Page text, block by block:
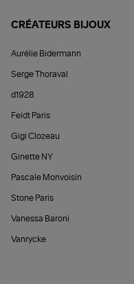
CRÉATEURS BIJOUX
Aurélie Bidermann
Serge Thoraval
d1928
Feidt Paris
Gigi Clozeau
Ginette NY
Pascale Monvoisin
Stone Paris
Vanessa Baroni
Vanrycke